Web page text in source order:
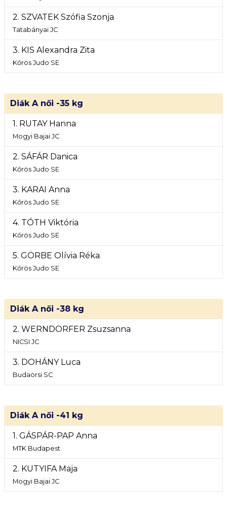
2. SZVATEK Szófia Szonja
Tatabányai JC
3. KIS Alexandra Zita
Kőrös Judo SE
Diák A női -35 kg
1. RUTAY Hanna
Mogyi Bajai JC
2. SÁFÁR Danica
Kőrös Judo SE
3. KARAI Anna
Kőrös Judo SE
4. TÓTH Viktória
Kőrös Judo SE
5. GÖRBE Olívia Réka
Kőrös Judo SE
Diák A női -38 kg
2. WERNDORFER Zsuzsanna
NICSI JC
3. DOHÁNY Luca
Budaörsi SC
Diák A női -41 kg
1. GÁSPÁR-PAP Anna
MTK Budapest
2. KUTYIFA Maja
Mogyi Bajai JC